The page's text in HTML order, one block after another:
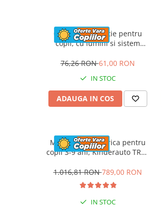
Casca de protectie pentru
copii, cu lumini si sistem
76,26 RON61,00 RON
IN STOC
ADAUGA IN COS
Motocicleta electrica pentru
copii 3-9 ani, Kinderauto TR15
albastra
1.016,81 RON789,00 RON
IN STOC